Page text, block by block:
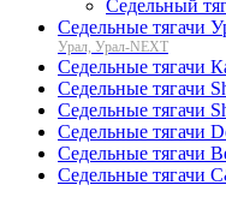
Седельный
Седельные тягачи
Урал, Урал-NEXT
Седельные тягачи
Седельные тягачи
Седельные тягачи
Седельные тягачи
Седельные тягачи
Седельные тягачи